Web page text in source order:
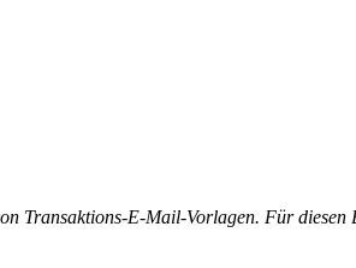
Transaktions-E-Mail-Vorlagen. Für